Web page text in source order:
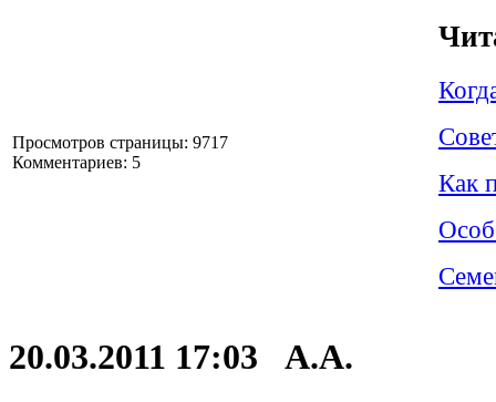
Просмотров страницы: 9717
Комментариев: 5
Как
20.03.2011 17:03 А.А.